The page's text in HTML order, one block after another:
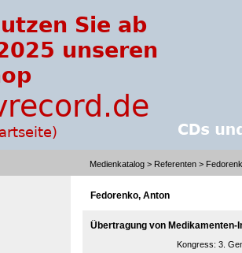
Medienkatalog > Referenten >
Fedorenko, Anton
Übertragung von
Kongress: 3.